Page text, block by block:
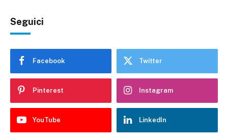
Seguici
Facebook Twitter
Pinterest Instagram
YouTube LinkedIn